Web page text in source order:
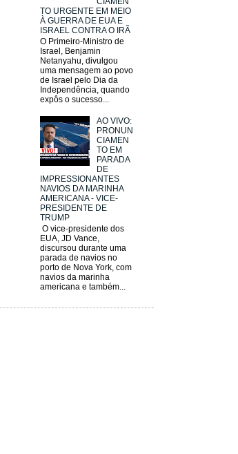
TO URGENTE EM MEIO
À GUERRA DE EUA E
ISRAEL CONTRA O IRÃ
O Primeiro-Ministro de
Israel, Benjamin
Netanyahu, divulgou
uma mensagem ao povo
de Israel pelo Dia da
Independência, quando
expôs o sucesso...
AO VIVO:
PRONUN
CIAMEN
TO EM
PARADA
DE
IMPRESSIONANTES
NAVIOS DA MARINHA
AMERICANA - VICE-
PRESIDENTE DE
TRUMP
O vice-presidente dos
EUA, JD Vance,
discursou durante uma
parada de navios no
porto de Nova York, com
navios da marinha
americana e também...